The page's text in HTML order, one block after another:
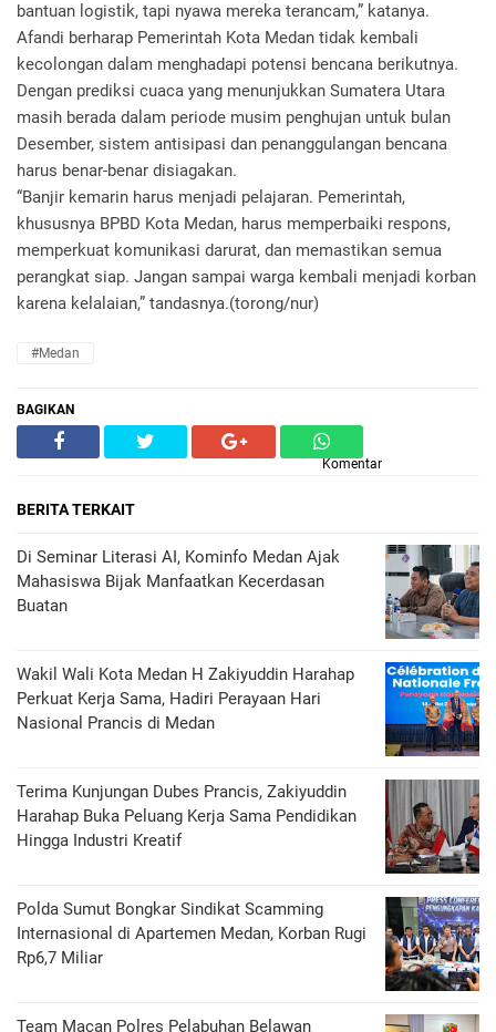
bantuan logistik, tapi nyawa mereka terancam,” katanya.
Afandi berharap Pemerintah Kota Medan tidak kembali
kecolongan dalam menghadapi potensi bencana berikutnya.
Dengan prediksi cuaca yang menunjukkan Sumatera Utara
masih berada dalam periode musim penghujan untuk bulan
Desember, sistem antisipasi dan penanggulangan bencana
harus benar-benar disiagakan.
“Banjir kemarin harus menjadi pelajaran. Pemerintah,
khususnya BPBD Kota Medan, harus memperbaiki respons,
memperkuat komunikasi darurat, dan memastikan semua
perangkat siap. Jangan sampai warga kembali menjadi korban
karena kelalaian,” tandasnya.(torong/nur)
#Medan
BAGIKAN
Komentar
BERITA TERKAIT
Di Seminar Literasi AI, Kominfo Medan Ajak
Mahasiswa Bijak Manfaatkan Kecerdasan
Buatan
Wakil Wali Kota Medan H Zakiyuddin Harahap
Perkuat Kerja Sama, Hadiri Perayaan Hari
Nasional Prancis di Medan
Terima Kunjungan Dubes Prancis, Zakiyuddin
Harahap Buka Peluang Kerja Sama Pendidikan
Hingga Industri Kreatif
Polda Sumut Bongkar Sindikat Scamming
Internasional di Apartemen Medan, Korban Rugi
Rp6,7 Miliar
Team Macan Polres Pelabuhan Belawan